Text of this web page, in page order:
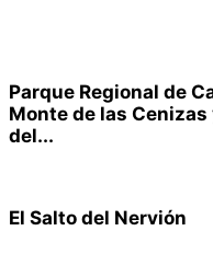
Parque Regional de
Monte de las Cenizas
del...
El Salto del Nervión